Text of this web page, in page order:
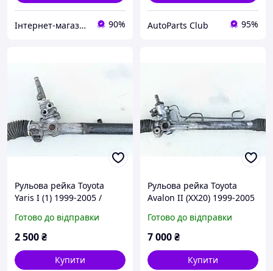
Інтернет-магазин "SwedishAvtoParts" 90% AutoParts Club 95%
Рульова рейка Toyota
Yaris I (1) 1999-2005 /
Готово до відправки
2 500₴
Купити
Рульова рейка Toyota
Avalon II (XX20) 1999-2005
Готово до відправки
7 000₴
Купити